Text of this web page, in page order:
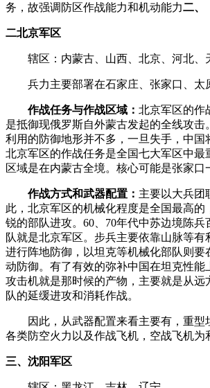
务，故强调防区作战能力和机动能力二、
二北京军区­
辖区：内蒙古、山西、北京、河北、
兵力主要部署在石家庄、张家口、太
作战任务与作战区域： 北京军区的作
是抵御现俄罗斯自外蒙古发起的全线攻击
利用的防御地形并不多，一旦失手，中国
北京军区的作战任务是全国七大军区中最
区域是在内蒙古全境。核心可能是张家口
作战方式和武器配置： 主要以大兵团
此，北京军区的机械化程度是全国最高的
锐的部队进攻。60、70年代中苏边境陈兵
队就是北京军区。步兵主要依靠山脉等有
进行阵地防御，以坦克等机械化部队则要
动防御。有了有效的弥补中国在坦克性能
攻击机就是那时候的产物，主要就是从远
队的延缓进攻和消耗作战。­
因此，从武器配置来看主要有，重型
各类防空火力以及作战飞机，空战飞机为
三、沈阳军区­